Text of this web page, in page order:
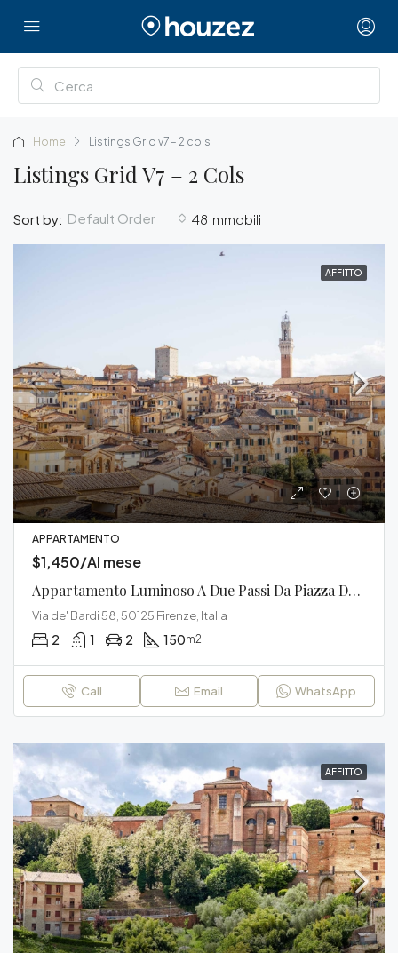
Home Listings Grid v7 – 2 cols
Listings Grid V7 – 2 Cols
48 Immobili
Sort by: Default Order
AFFITTO
APPARTAMENTO
$1,450/Al mese
Appartamento Luminoso A Due Passi Da Piazza Del Campo
Via de' Bardi 58, 50125 Firenze, Italia
2 1 2 150m2
Call Email WhatsApp
AFFITTO